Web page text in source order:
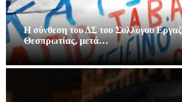
Η σύνθεση του ΔΣ του Συλλόγου
Θεσπρωτίας, μετά…